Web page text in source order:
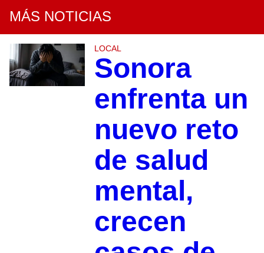
MÁS NOTICIAS
LOCAL
Sonora
enfrenta un
nuevo reto
de salud
mental,
crecen